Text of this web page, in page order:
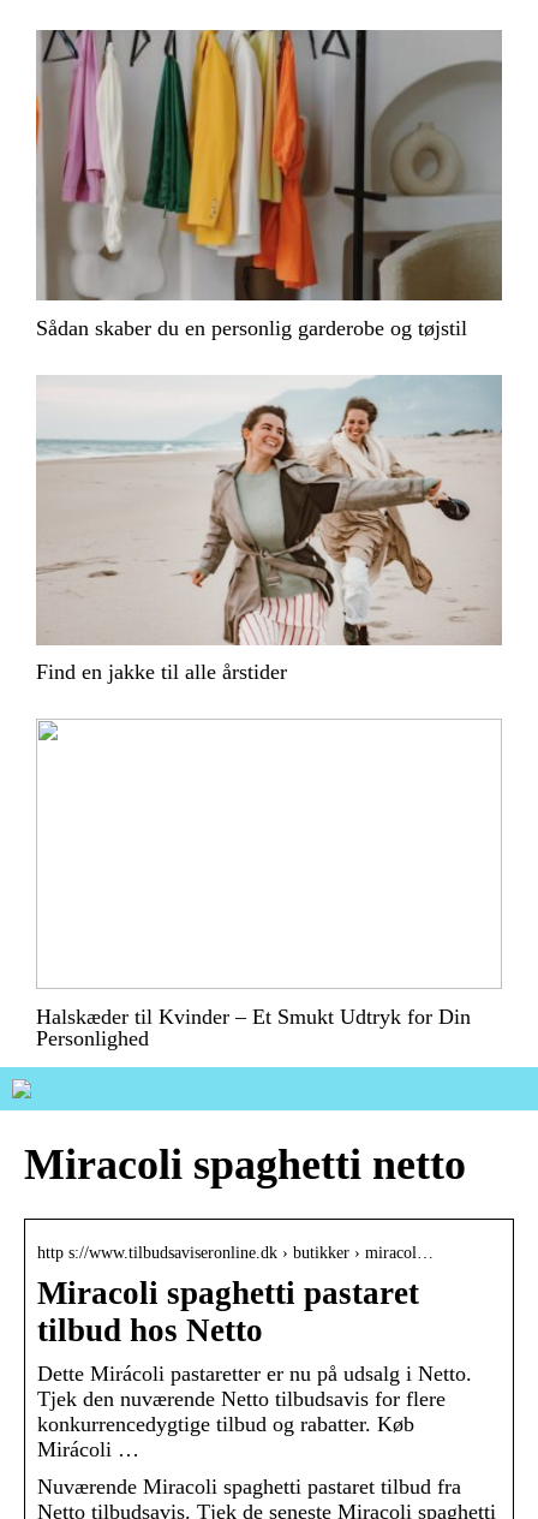
Sådan skaber du en personlig garderobe og tøjstil
Find en jakke til alle årstider
Halskæder til Kvinder – Et Smukt Udtryk for Din
Personlighed
Miracoli spaghetti netto
http s://www.tilbudsaviseronline.dk › butikker › miracol…
Miracoli spaghetti pastaret
tilbud hos Netto
Dette Mirácoli pastaretter er nu på udsalg i Netto.
Tjek den nuværende Netto tilbudsavis for flere
konkurrencedygtige tilbud og rabatter. Køb
Mirácoli …
Nuværende Miracoli spaghetti pastaret tilbud fra
Netto tilbudsavis. Tjek de seneste Miracoli spaghetti